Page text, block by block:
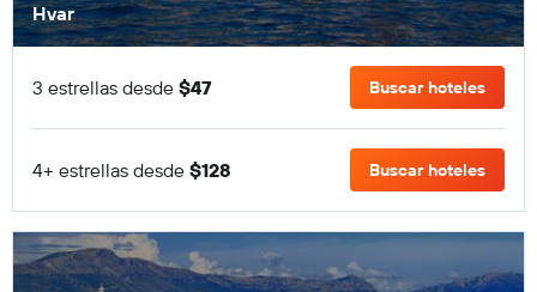
Hvar
3 estrellas desde $47 Buscar hoteles
4+ estrellas desde $128 Buscar hoteles